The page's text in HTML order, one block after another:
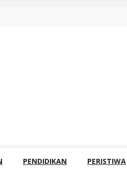
PENDIDIKAN PERISTIWA